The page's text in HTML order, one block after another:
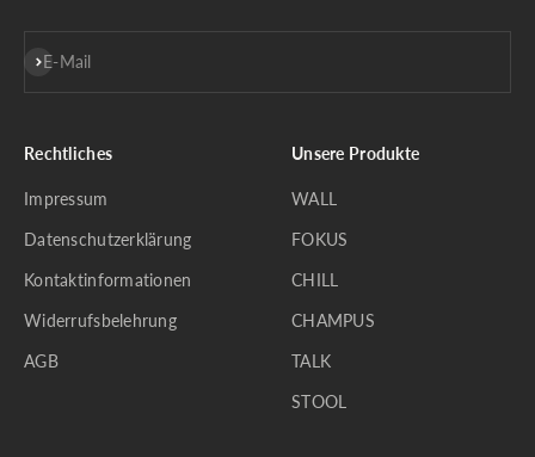
E-Mail
Abonnieren
Rechtliches
Impressum
Datenschutzerklärung
Kontaktinformationen
Widerrufsbelehrung
AGB
Unsere Produkte
WALL
FOKUS
CHILL
CHAMPUS
TALK
STOOL